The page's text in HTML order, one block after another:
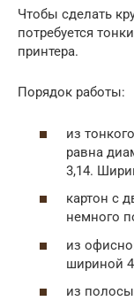
Чтобы сделать
потребуется
принтера.
Порядок работы:
из
равна
3,14.
картон с
немного
из
шириной
из